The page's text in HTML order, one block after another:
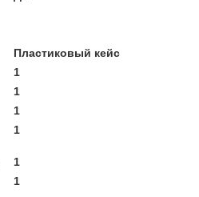
Пластиковый кейс
1
1
1
1
1
1